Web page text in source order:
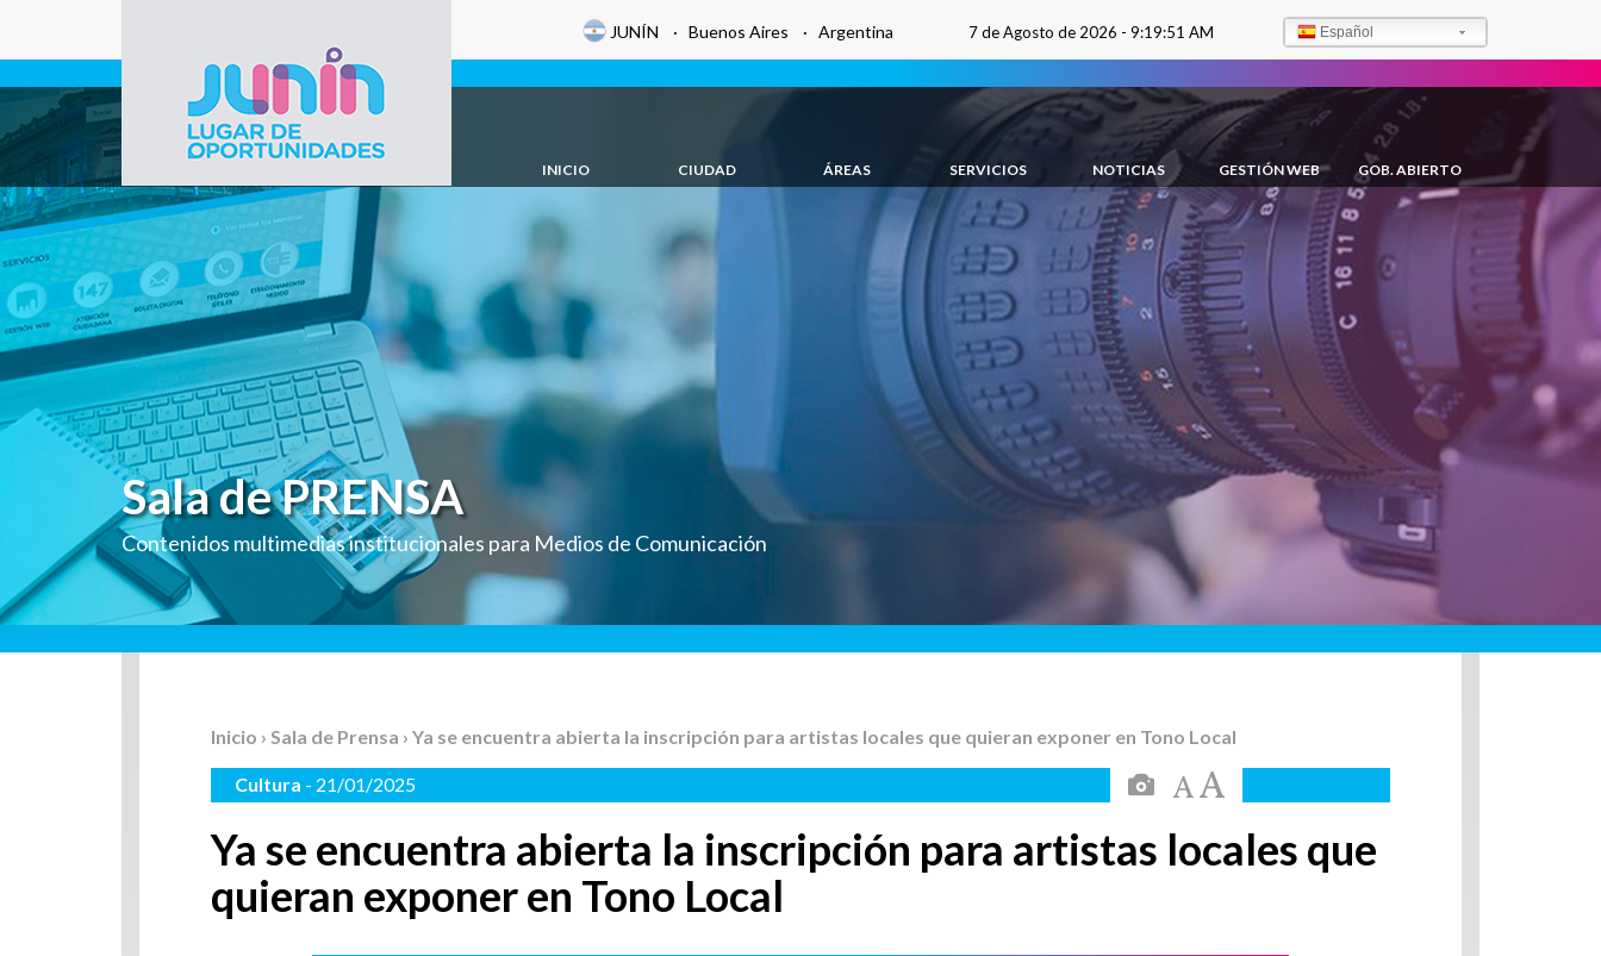
Gobierno de
Junín
JUNÍN · Buenos Aires · Argentina 7 de Agosto de 2026 - 9:19:52 AM Español
INICIO CIUDAD ÁREAS SERVICIOS NOTICIAS GESTIÓN WEB GOB. ABIERTO
Sala de PRENSA
Contenidos multimedias institucionales para Medios de Comunicación
Inicio › Sala de Prensa › Ya se encuentra abierta la inscripción para artistas locales que quieran exponer en Tono Local
Cultura - 21/01/2025
Ya se encuentra abierta la inscripción para artistas locales que
quieran exponer en Tono Local